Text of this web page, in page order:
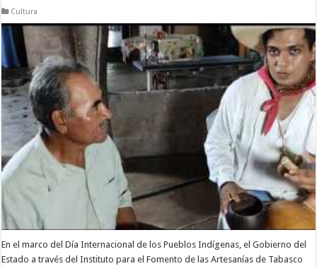
Cultura
En el marco del Día Internacional de los Pueblos Indígenas, el Gobierno del
Estado a través del Instituto para el Fomento de las Artesanías de Tabasco